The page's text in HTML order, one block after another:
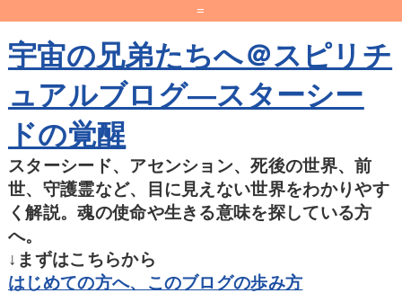
=
宇宙の兄弟たちへ＠スピリチ
ュアルブログ―スターシー
ドの覚醒
スターシード、アセンション、死後の世界、前
世、守護霊など、目に見えない世界をわかりやす
く解説。魂の使命や生きる意味を探している方
へ。
↓まずはこちらから
はじめての方へ、このブログの歩み方